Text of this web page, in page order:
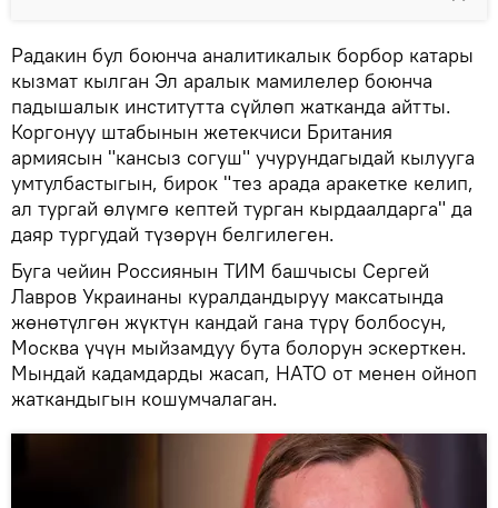
Радакин бул боюнча аналитикалык борбор катары
кызмат кылган Эл аралык мамилелер боюнча
падышалык институтта сүйлөп жатканда айтты.
Коргонуу штабынын жетекчиси Британия
армиясын "кансыз согуш" учурундагыдай кылууга
умтулбастыгын, бирок "тез арада аракетке келип,
ал тургай өлүмгө кептей турган кырдаалдарга" да
даяр тургудай түзөрүн белгилеген.
Буга чейин Россиянын ТИМ башчысы Сергей
Лавров Украинаны куралдандыруу максатында
жөнөтүлгөн жүктүн кандай гана түрү болбосун,
Москва үчүн мыйзамдуу бута болорун эскерткен.
Мындай кадамдарды жасап, НАТО от менен ойноп
жаткандыгын кошумчалаган.